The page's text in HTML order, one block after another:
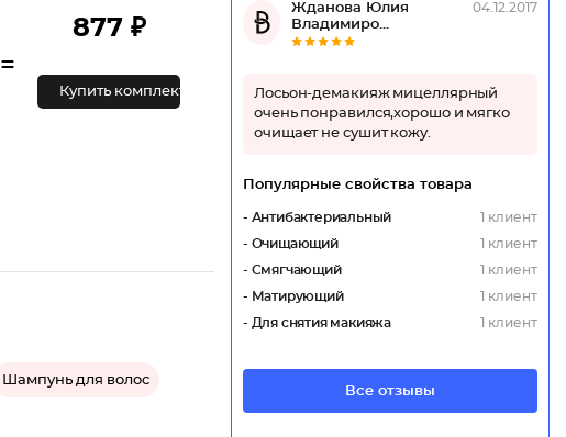
=
877 ₽
Купить комплект
Шампунь для волос
Жданова Юлия
Владимиро...
04.12.2017
Лосьон-демакияж мицеллярный
очень понравился,хорошо и мягко
очищает не сушит кожу.
Популярные свойства товара
- Антибактериальный
1 клиент
- Очищающий
1 клиент
- Смягчающий
1 клиент
- Матирующий
1 клиент
- Для снятия макияжа
1 клиент
Все отзывы